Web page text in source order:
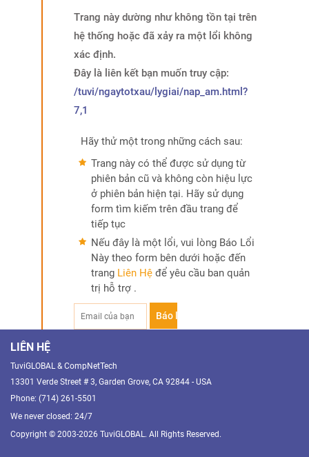
Trang này dường như không tồn tại trên
hệ thống hoặc đã xảy ra một lổi không
xác định.
Đây là liên kết bạn muốn truy cập:
/tuvi/ngaytotxau/lygiai/nap_am.html?
7,1
Hãy thử một trong những cách sau:
Trang này có thể được sử dụng từ
phiên bản cũ và không còn hiệu lực
ở phiên bản hiện tại. Hãy sử dụng
form tìm kiếm trên đầu trang để
tiếp tục
Nếu đây là một lổi, vui lòng Báo Lổi
Này theo form bên dưới hoặc đến
trang Liên Hệ để yêu cầu ban quản
trị hỗ trợ .
LIÊN HỆ
TuviGLOBAL & CompNetTech
13301 Verde Street # 3, Garden Grove, CA 92844 - USA
Phone: (714) 261-5501
We never closed: 24/7
Copyright © 2003-2026 TuviGLOBAL. All Rights Reserved.